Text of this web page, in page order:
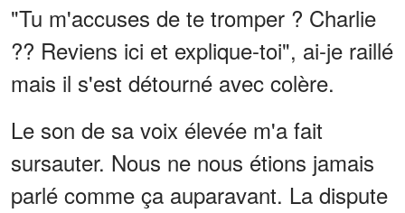
"Tu m'accuses de te tromper ? Charlie
?? Reviens ici et explique-toi", ai-je raillé
mais il s'est détourné avec colère.
Le son de sa voix élevée m'a fait
sursauter. Nous ne nous étions jamais
parlé comme ça auparavant. La dispute